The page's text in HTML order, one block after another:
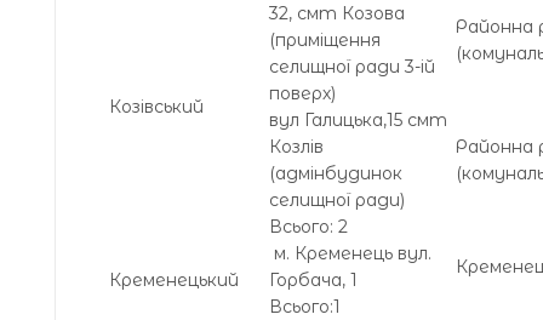
Козівський
32, смт Козова
(приміщення
селищної ради 3-ій
поверх)
Районна
вул Галицька,15 смт
Козлів
(адмінбудинок
селищної ради)
Районна
Всього: 2
Кременецький
м. Кременець вул.
Горбача, 1
Всього:1